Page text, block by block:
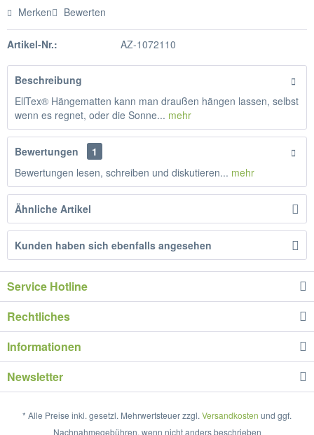
Merken Bewerten
Artikel-Nr.: AZ-1072110
Beschreibung
EllTex® Hängematten kann man draußen hängen lassen, selbst
wenn es regnet, oder die Sonne... mehr
Bewertungen
1
Bewertungen lesen, schreiben und diskutieren... mehr
Ähnliche Artikel
Kunden haben sich ebenfalls angesehen
Service Hotline
Rechtliches
Informationen
Newsletter
* Alle Preise inkl. gesetzl. Mehrwertsteuer zzgl. Versandkosten und ggf.
Nachnahmegebühren, wenn nicht anders beschrieben